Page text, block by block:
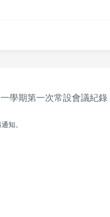
學期第一次常設會議紀錄
知。